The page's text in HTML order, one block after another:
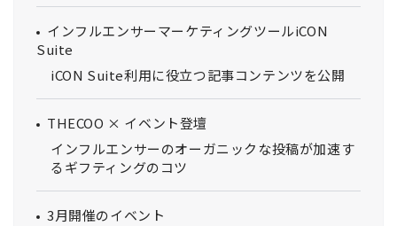
インフルエンサーマーケティングツールiCON
Suite
iCON Suite利用に役立つ記事コンテンツを公開
THECOO × イベント登壇
インフルエンサーのオーガニックな投稿が加速す
るギフティングのコツ
3月開催のイベント